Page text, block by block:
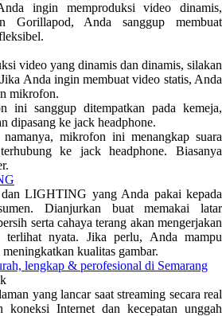
ingin memproduksi video dinamis,
Gorillapod, Anda sanggup membuat
video yang dinamis dan dinamis, silakan
Anda ingin membuat video statis, Anda
mikrofon.
ini sanggup ditempatkan pada kemeja,
dipasang ke jack headphone.
mikrofon ini menangkap suara
ke jack headphone. Biasanya
LIGHTING yang Anda pakai kepada
Dianjurkan buat memakai latar
serta cahaya terang akan mengerjakan
nyata. Jika perlu, Anda mampu
kualitas gambar.
lengkap & perofesional di Semarang
yang lancar saat streaming secara real
koneksi Internet dan kecepatan unggah